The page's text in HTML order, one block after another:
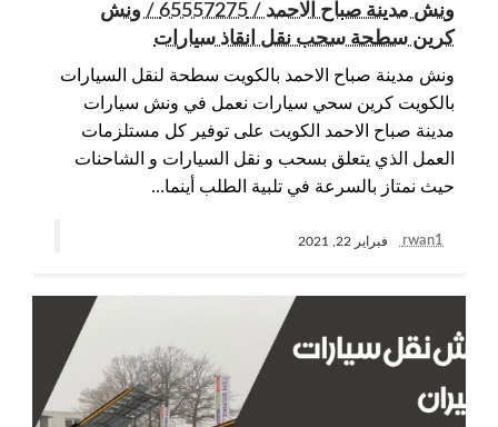
ونش مدينة صباح الاحمد / 65557275 / ونش
كرين سطحة سحب نقل انقاذ سيارات
ونش مدينة صباح الاحمد بالكويت سطحة لنقل السيارات
بالكويت كرين سحي سيارات نعمل في ونش سيارات
مدينة صباح الاحمد الكويت على توفير كل مستلزمات
العمل الذي يتعلق بسحب و نقل السيارات و الشاحنات
حيث نمتاز بالسرعة في تلبية الطلب أينما…
rwan1 فبراير 22, 2021